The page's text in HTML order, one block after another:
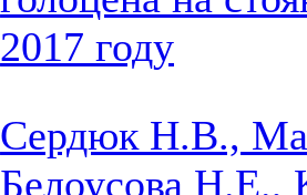
2017 году
Сердюк Н.В.,
Белоусова